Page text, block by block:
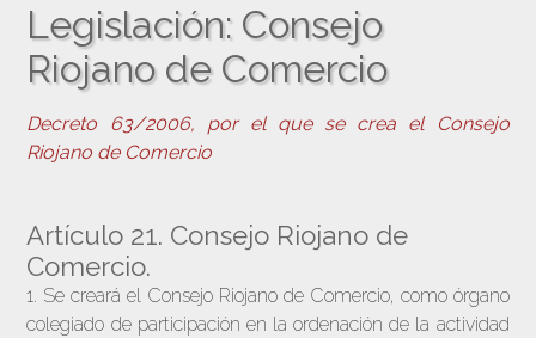
Legislación: Consejo
Riojano de Comercio
Decreto 63/2006, por el que se crea el Consejo
Riojano de Comercio
Artículo 21. Consejo Riojano de
Comercio.
1. Se creará el Consejo Riojano de Comercio, como órgano
colegiado de participación en la ordenación de la actividad